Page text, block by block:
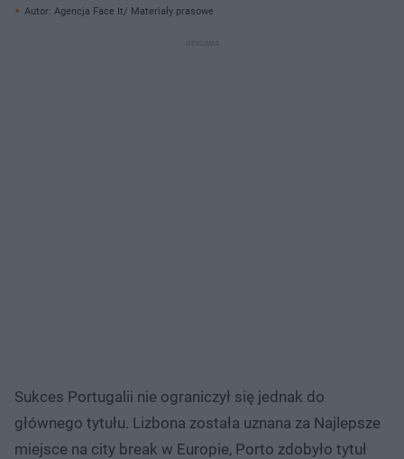
Autor: Agencja Face It/ Materiały prasowe
Sukces Portugalii nie ograniczył się jednak do
głównego tytułu. Lizbona została uznana za Najlepsze
miejsce na city break w Europie, Porto zdobyło tytuł